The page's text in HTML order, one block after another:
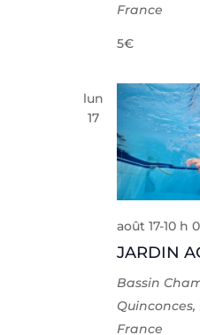
France
5€
lun
17
JARDIN
août 17-10 h
Bassin
France